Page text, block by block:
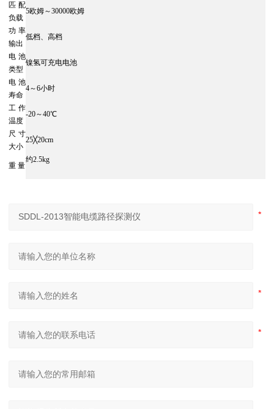
匹配
负载
5欧姆～30000欧姆
功率
输出
低档、高档
电池
类型
镍氢可充电电池
电池
寿命
4～6小时
工作
温度
-20～40℃
尺寸
大小
25╳20cm
重 量
约2.5kg